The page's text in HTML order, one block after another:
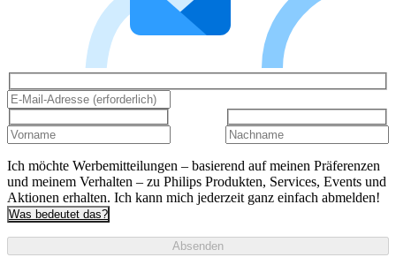
Ich möchte Werbemitteilungen – basierend auf meinen Präferenzen
und meinem Verhalten – zu Philips Produkten, Services, Events und
Aktionen erhalten. Ich kann mich jederzeit ganz einfach abmelden!
Was bedeutet das?
Absenden